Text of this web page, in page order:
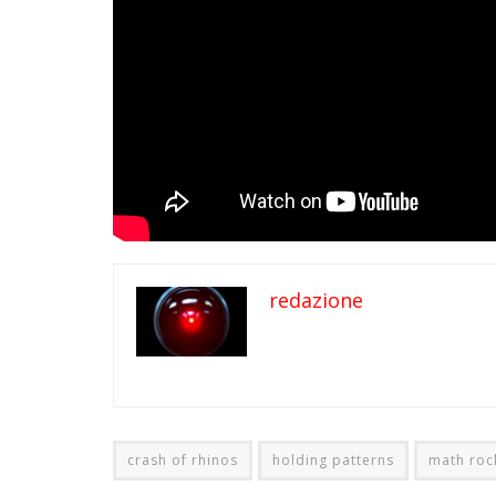
redazione
crash of rhinos holding patterns math